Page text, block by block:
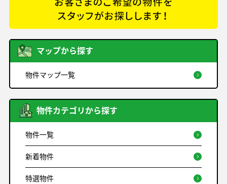
マップから探す
物件マップ一覧
物件カテゴリから探す
物件一覧
新着物件
特選物件